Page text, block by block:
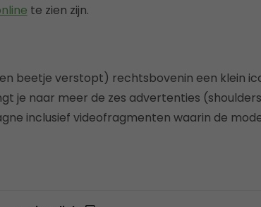
te zien zijn.
beetje verstopt) rechtsbovenin een klein
je naar meer de zes advertenties
inclusief videofragmenten waarin de